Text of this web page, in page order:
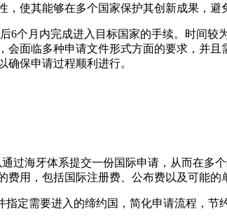
使其能够在多个国家保护其创新成果，避
个月内完成进入目标国家的手续。时间
面临多种申请文件形式方面的要求，并
保申请过程顺利进行。
过海牙体系提交一份国际申请，从而在
用，包括国际注册费、公布费以及可能的
定需要进入的缔约国，简化申请流程，